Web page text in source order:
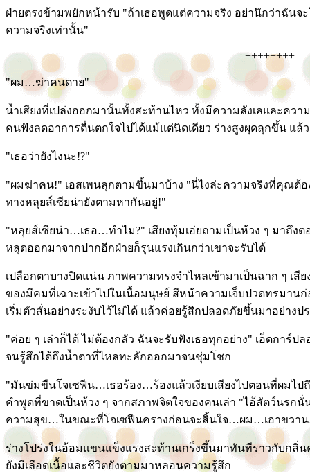
ฝ่ายตรงข้ามพยักหน้ารับ "ถ้าเธอพูดแต่ความจริง อย่านึกว่าฉันจ
ความจริงเท่านั้น"
++++++++
"ผม…ฆ่าคนตาย"
น้ำเสียงที่เปล่งออกมานั้นทั้งสะท้านไหว ทั้งมีความลังเลและคว
คนฟังลดอาการตื่นตกใจไปได้แม้แต่นิดเดียว ร่างสูงผุดลุกขึ้น แล้
"เธอว่ายังไงนะ!?"
"ผมฆ่าคน!" เอสเพนลุกตามขึ้นมาบ้าง "นี่ไงล่ะความจริงที่คุณต้
ทางหลุยส์เซียน่ายังตามหากันอยู่!"
"หลุยส์เซียน่า…เธอ…ทำไม?" เสียงทุ้มเอ่ยถามเป็นห้วง ๆ มาถึง
หลุดออกมาจากปากอีกฝ่ายก็รุนแรงเกินกว่าเขาจะรับได้
เปลือกตาบางปิดแน่น ภาพความทรงจำไหลเข้ามาเป็นฉาก ๆ เสี
ของมีคมที่เฉาะเข้าไปในเนื้อมนุษย์ สีหน้าความเจ็บปวดทรมา
เริ่มตัวสั่นอย่างระงับไว้ไม่ได้ แล้วค่อยรู้สึกปลอดภัยขึ้นมาอย่าง
"ค่อย ๆ เล่าก็ได้ ไม่ต้องกลัว ฉันจะรับฟังเธอทุกอย่าง" เอ็ดการ์
จนรู้สึกได้ถึงน้ำตาที่ไหลทะลักออกมาจนชุ่มโชก
"มันข่มขืนโจเซฟีน…เธอร้อง…ร้องแล้วเงียบเสียงไปตอนที่ผมไ
คำพูดที่ขาดเป็นห้วง ๆ จากสภาพจิตใจของคนเล่า "ไอ้สัตว์นรก
ความสุข…ในขณะที่โจเซฟีนครางก่อนจะสิ้นใจ…ผม…เอาขวา
ร่างโปร่งในอ้อมแขนแข็งแรงสะท้านเกร็งขึ้นมาทันทีราวกับกลิ่น
ยังมีเลือดเนื้อและชีวิตยังตามมาหลอนความรู้สึก